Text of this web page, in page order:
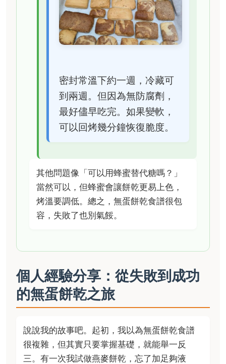
密封常溫下約一週，冷藏可
到兩週。但因為無防腐劑，
最好儘早吃完。如果變軟，
可以回烤幾分鐘恢復脆度。
其他問題像「可以用蜂蜜替代糖嗎？」
當然可以，但蜂蜜會讓餅乾更易上色，
烤溫要調低。總之，無蛋餅乾食譜很包
容，失敗了也別氣餒。
個人經驗分享：從失敗到成功
的無蛋餅乾之旅
說說我的故事吧。起初，我以為無蛋餅乾食譜
很複雜，但其實只要掌握基礎，就能舉一反
三。有一次我試做燕麥餅乾，忘了加足夠液